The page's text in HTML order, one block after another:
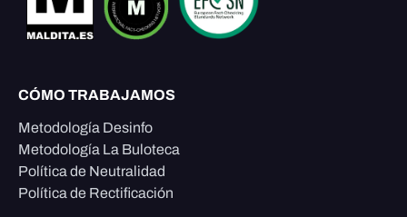
CÓMO TRABAJAMOS
Metodología Desinfo
Metodología La Buloteca
Política de Neutralidad
Política de Rectificación